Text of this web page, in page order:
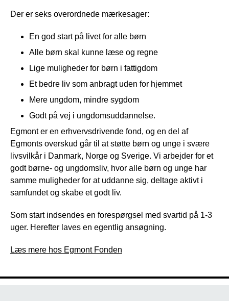
Der er seks overordnede mærkesager:
En god start på livet for alle børn
Alle børn skal kunne læse og regne
Lige muligheder for børn i fattigdom
Et bedre liv som anbragt uden for hjemmet
Mere ungdom, mindre sygdom
Godt på vej i ungdomsuddannelse.
Egmont er en erhvervsdrivende fond, og en del af
Egmonts overskud går til at støtte børn og unge i svære
livsvilkår i Danmark, Norge og Sverige. Vi arbejder for et
godt børne- og ungdomsliv, hvor alle børn og unge har
samme muligheder for at uddanne sig, deltage aktivt i
samfundet og skabe et godt liv.
Som start indsendes en forespørgsel med svartid på 1-3
uger. Herefter laves en egentlig ansøgning.
Læs mere hos Egmont Fonden